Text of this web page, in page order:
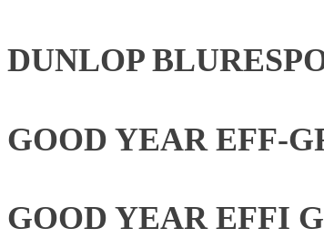
DUNLOP
GOOD YEAR EFF-
GOOD YEAR EFFI